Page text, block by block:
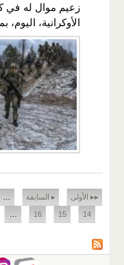
زعيم موال له في
الأوكرانية،
الصفحات
▸▸ الأولى ▸ السابقة
14
15
16